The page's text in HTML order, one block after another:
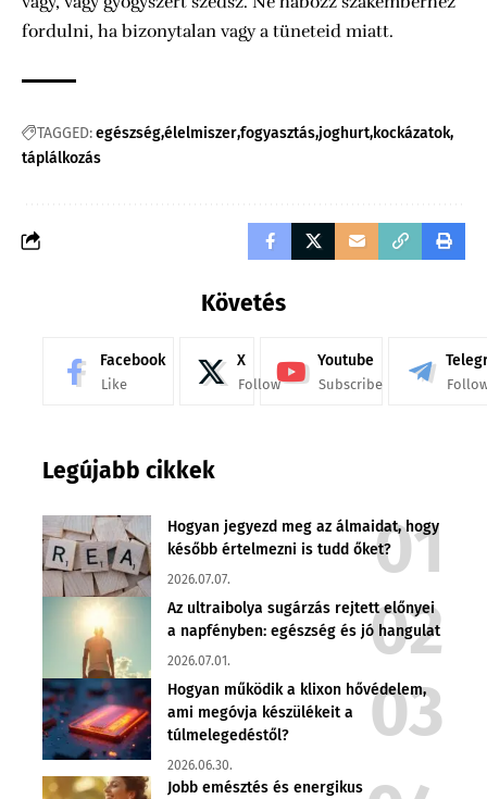
fordulni, ha bizonytalan vagy a tüneteid miatt.
TAGGED:egészségélelmiszerfogyasztás joghurt kockázatok
táplálkozás
Követés
Facebook
Like
X
Follow
Youtube
Subscribe
Legújabb cikkek
Hogyan jegyezd meg az álmaidat, hogy
később értelmezni is tudd őket?
2026.07.07.
Az ultraibolya sugárzás rejtett előnyei
a napfényben: egészség és jó hangulat
2026.07.01.
Hogyan működik a klixon hővédelem,
ami megóvja készülékeit a
túlmelegedéstől?
2026.06.30.
Jobb emésztés és energikus